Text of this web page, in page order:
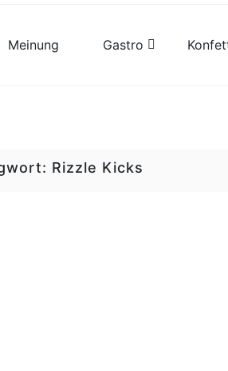
Meinung Gastro
Rizzle Kicks